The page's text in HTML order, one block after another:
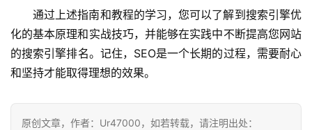
通过上述指南和教程的学习，您可以了解到搜索引擎优
化的基本原理和实战技巧，并能够在实践中不断提高您网站
的搜索引擎排名。记住，SEO是一个长期的过程，需要耐心
和坚持才能取得理想的效果。
原创文章，作者：Ur47000，如若转载，请注明出处：